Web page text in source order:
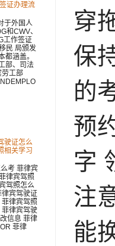
穿
保
的
预
字
注
能
证办理流
于外国人
和CWV、
工作签证
民 局颁发
都涵盖。
部、司法
劳工部
驶证怎么
相关学习
考 菲律宾
律宾驾照
驾照怎么
宾驾驶证
律宾驾照
律宾驾驶
信息 菲律
菲律